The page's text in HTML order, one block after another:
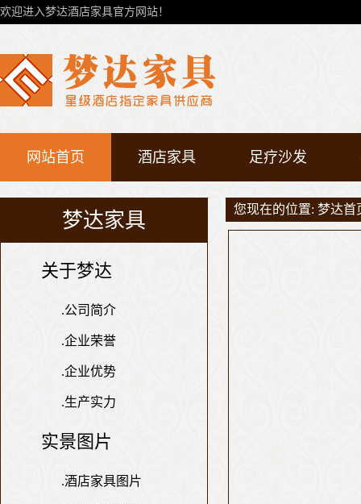
欢迎进入梦达酒店家具官方网站！
网站首页 酒店家具 足疗沙发
梦达家具
关于梦达
.公司简介
.企业荣誉
.企业优势
.生产实力
实景图片
.酒店家具图片
您现在的位置: 梦达首